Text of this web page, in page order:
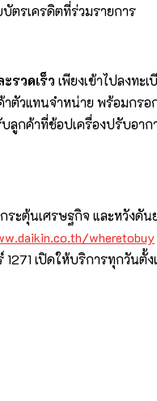
ตรเครดิตที่ร่วมรายการ
รวดเร็ว เพียงเข้าไปลงทะ
าตัวแทนจำหน่าย พร้อมกร
ลูกค้าที่ช้อปเครื่องปรับอา
ะตุ้นเศรษฐกิจ และหวัง
wheretobuy
1271 เปิดให้บริการทุกวัน